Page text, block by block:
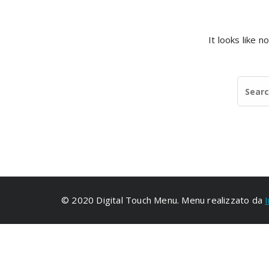
It looks like
© 2020 Digital Touch Menu. Menu realizzato da